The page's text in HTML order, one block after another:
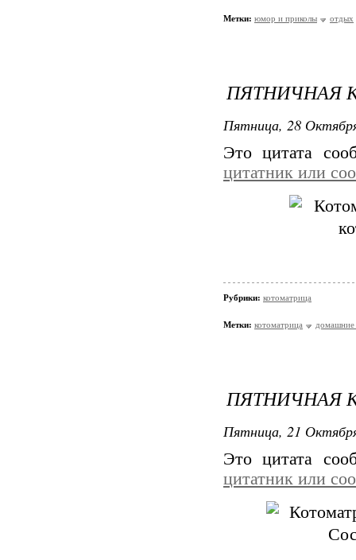
Метки: юмор и приколы отдых
ПЯТНИЧНАЯ
Пятница, 28
Это цитата
цитатник или
Рубрики: котоматрица
Метки: котоматрица
ПЯТНИЧНАЯ
Пятница, 21
Это цитата
цитатник или